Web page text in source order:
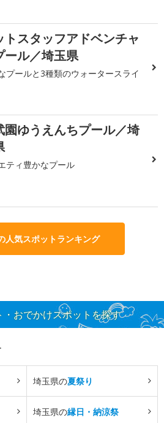
トスタッフアドベンチャ
ール／埼玉県
プールと3種類のウォータースライ
園ゆうえんちプール／埼
ティ豊かなプール
人気スポットランキング
おでかけスポットを探す
埼玉県の夏祭り
埼玉県の縁日・納涼祭